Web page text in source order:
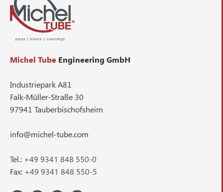
Michel Tube Engineering GmbH
Industriepark A81
Falk-Müller-Straße 30
97941 Tauberbischofsheim
info@michel-tube.com
Tel.: +49 9341 848 550-0
Fax: +49 9341 848 550-5